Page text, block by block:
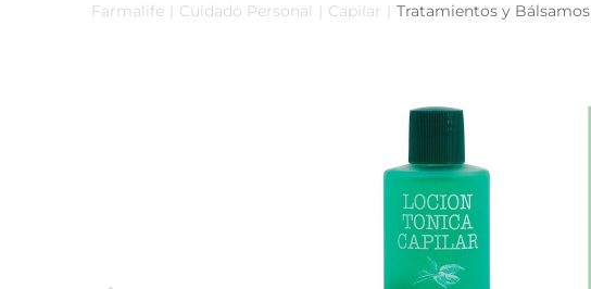
Cuidado Personal Capilar Tratamientos y Bálsamos
proteina
agua micelar
mascara pestañas
retinol